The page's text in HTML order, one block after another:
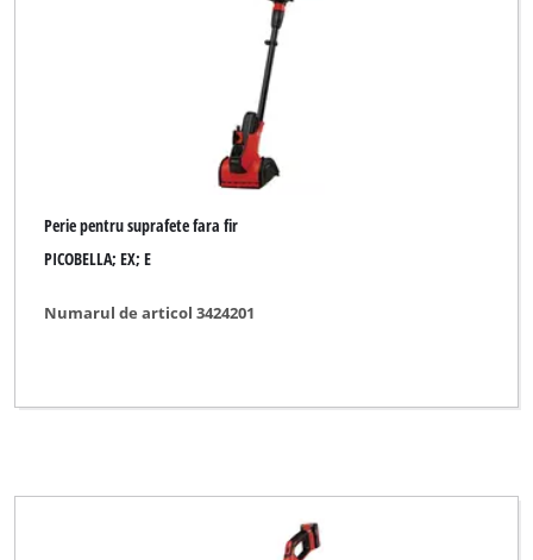
Perie pentru suprafete fara fir
PICOBELLA; EX; E
Numarul de articol 3424201